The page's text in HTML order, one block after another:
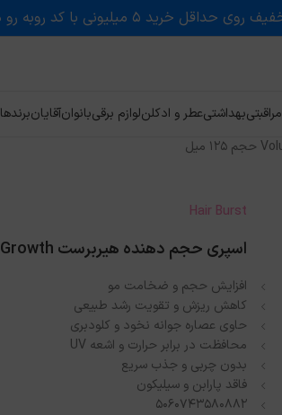
مراقبتیبهداشتیعطر و ادکلنلوازم برقیبانوانآقایانبرندها
Hair Burst
اسپری حجم دهنده هیربرست Volume & Growth حجم 125 میل
افزایش حجم و ضخامت مو
کاهش ریزش و تقویت رشد طبیعی
حاوی عصاره جوانه نخود و کلودبری
محافظت در برابر حرارت و اشعه UV
بدون چربی و جذب سریع
فاقد پارابن و سیلیکون
5060743580882